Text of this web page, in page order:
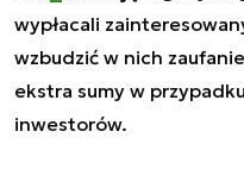
wypłacali
wzbudzić w nich
ekstra sumy w
inwestorów.